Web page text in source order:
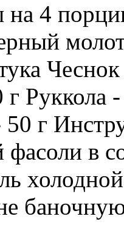
4
Чеснок
г
г
фасоли в